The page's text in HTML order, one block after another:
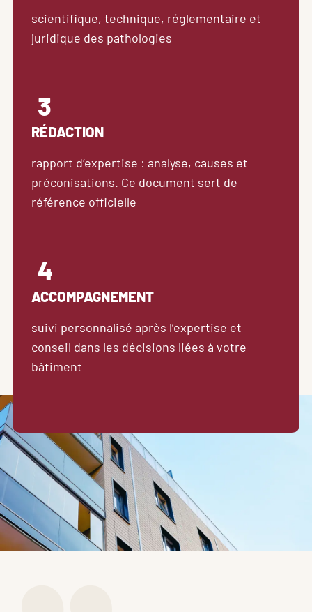
scientifique, technique, réglementaire et
juridique des pathologies
3
RÉDACTION
rapport d’expertise : analyse, causes et
préconisations. Ce document sert de
référence officielle
4
ACCOMPAGNEMENT
suivi personnalisé après l’expertise et
conseil dans les décisions liées à votre
bâtiment